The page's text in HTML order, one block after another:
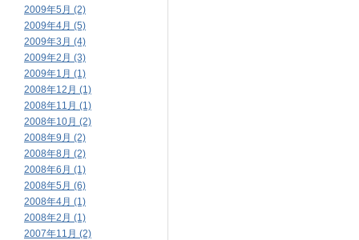
2009年5月 (2)
2009年4月 (5)
2009年3月 (4)
2009年2月 (3)
2009年1月 (1)
2008年12月 (1)
2008年11月 (1)
2008年10月 (2)
2008年9月 (2)
2008年8月 (2)
2008年6月 (1)
2008年5月 (6)
2008年4月 (1)
2008年2月 (1)
2007年11月 (2)